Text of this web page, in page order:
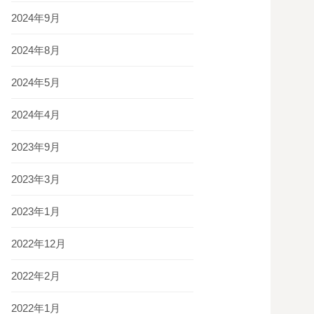
2024年9月
2024年8月
2024年5月
2024年4月
2023年9月
2023年3月
2023年1月
2022年12月
2022年2月
2022年1月